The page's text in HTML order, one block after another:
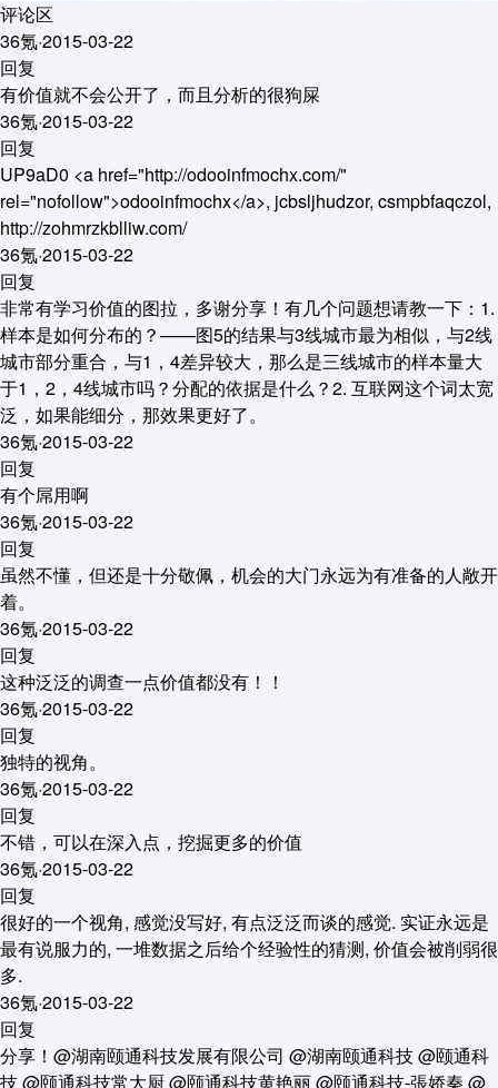
评论区
36氪·2015-03-22
回复
有价值就不会公开了，而且分析的很狗屎
36氪·2015-03-22
回复
UP9aD0 <a href="http://odooinfmochx.com/"
rel="nofollow">odooinfmochx</a>, jcbsljhudzor, csmpbfaqczol,
http://zohmrzkblliw.com/
36氪·2015-03-22
回复
非常有学习价值的图拉，多谢分享！有几个问题想请教一下：1.
样本是如何分布的？——图5的结果与3线城市最为相似，与2线
城市部分重合，与1，4差异较大，那么是三线城市的样本量大
于1，2，4线城市吗？分配的依据是什么？2. 互联网这个词太宽
泛，如果能细分，那效果更好了。
36氪·2015-03-22
回复
有个屌用啊
36氪·2015-03-22
回复
虽然不懂，但还是十分敬佩，机会的大门永远为有准备的人敞开
着。
36氪·2015-03-22
回复
这种泛泛的调查一点价值都没有！！
36氪·2015-03-22
回复
独特的视角。
36氪·2015-03-22
回复
不错，可以在深入点，挖掘更多的价值
36氪·2015-03-22
回复
很好的一个视角, 感觉没写好, 有点泛泛而谈的感觉. 实证永远是
最有说服力的, 一堆数据之后给个经验性的猜测, 价值会被削弱很
多.
36氪·2015-03-22
回复
分享！@湖南颐通科技发展有限公司 @湖南颐通科技 @颐通科
技 @颐通科技常大厨 @颐通科技黄艳丽 @颐通科技-張娇秦 @